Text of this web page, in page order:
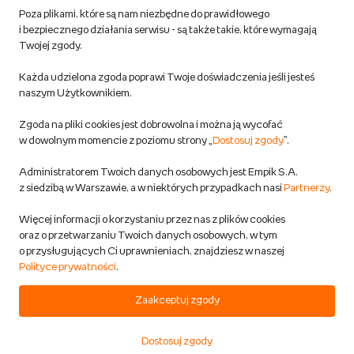
Polityka prywatności empik.com
produktów niebezpiecznych
Dostosuj zgody
Polityka prywatności empik
Raty u partnerów Empiku
Odbiór zużytego sprzętu
Poza plikami, które są nam niezbędne do prawidłowego
i bezpiecznego działania serwisu - są także takie, które wymagają
Twojej zgody.
Każda udzielona zgoda poprawi Twoje doświadczenia jeśli jesteś
naszym Użytkownikiem.
Zgoda na pliki cookies jest dobrowolna i można ją wycofać
w dowolnym momencie z poziomu strony „ Dostosuj zgody”.
Administratorem Twoich danych osobowych jest Empik S.A.
z siedzibą w Warszawie, a w niektórych przypadkach nasi Partnerzy.
Więcej informacji o korzystaniu przez nas z plików cookies
oraz o przetwarzaniu Twoich danych osobowych, w tym
o przysługujących Ci uprawnieniach, znajdziesz w naszej
Polityce prywatności.
Zaakceptuj zgody
Dostosuj zgody